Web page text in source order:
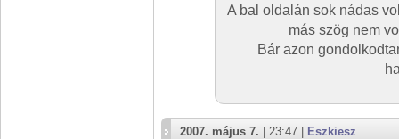
A bal oldalán sok nádas
más szög nem
Bár azon
2007. május 7. | 23:47 | Eszkiesz